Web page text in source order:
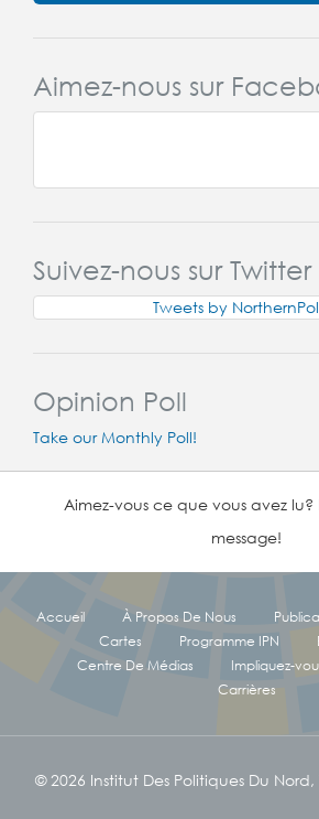
Aimez-nous sur
Suivez-nous sur Twitter
Tweets by
Opinion Poll
Take our Monthly Poll!
Aimez-vous ce que vous avez
message!
Accueil À Propos De Nous
Cartes
Programme IPN
Centre De Médias
Impliquez-
Carrières
© 2026 Institut Des Politiques Du Nord,